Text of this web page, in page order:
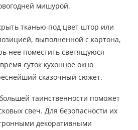
мишурой.
тканью под цвет штор или
выполненной с картона,
нее поместить светящуюся
суток кухонное окно
сказочный сюжет.
таинственности поможет
свеч. Для безопасности их
декоративными